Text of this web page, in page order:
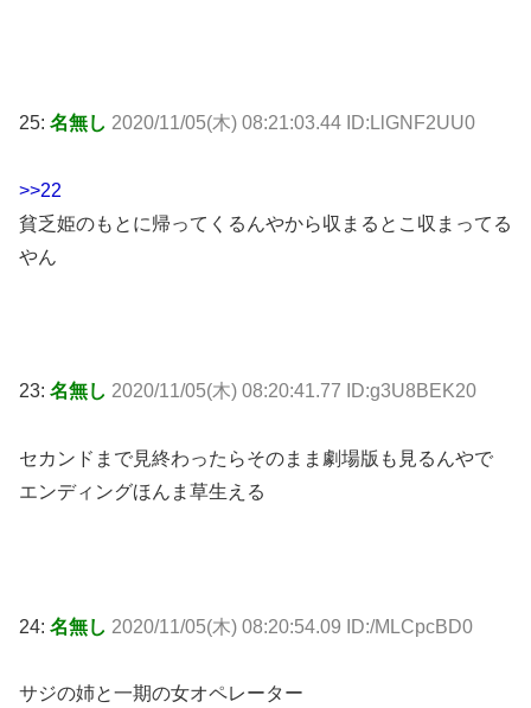
25: 名無し 2020/11/05(木) 08:21:03.44 ID:LlGNF2UU0
>>22
貧乏姫のもとに帰ってくるんやから収まるとこ収まってる
やん
23: 名無し 2020/11/05(木) 08:20:41.77 ID:g3U8BEK20
セカンドまで見終わったらそのまま劇場版も見るんやで
エンディングほんま草生える
24: 名無し 2020/11/05(木) 08:20:54.09 ID:/MLCpcBD0
サジの姉と一期の女オペレーター